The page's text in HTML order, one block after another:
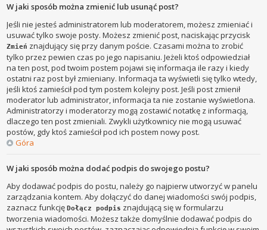
W jaki sposób można zmienić lub usunąć post?
Jeśli nie jesteś administratorem lub moderatorem, możesz zmieniać i
usuwać tylko swoje posty. Możesz zmienić post, naciskając przycisk
Zmień znajdujący się przy danym poście. Czasami można to zrobić
tylko przez pewien czas po jego napisaniu. Jeżeli ktoś odpowiedział
na ten post, pod twoim postem pojawi się informacja ile razy i kiedy
ostatni raz post był zmieniany. Informacja ta wyświetli się tylko wtedy,
jeśli ktoś zamieścił pod tym postem kolejny post. Jeśli post zmienił
moderator lub administrator, informacja ta nie zostanie wyświetlona.
Administratorzy i moderatorzy mogą zostawić notatkę z informacją,
dlaczego ten post zmieniali. Zwykli użytkownicy nie mogą usuwać
postów, gdy ktoś zamieścił pod ich postem nowy post.
Góra
W jaki sposób można dodać podpis do swojego postu?
Aby dodawać podpis do postu, należy go najpierw utworzyć w panelu
zarządzania kontem. Aby dołączyć do danej wiadomości swój podpis,
zaznacz funkcjęDołącz podpis znajdującą się w formularzu
tworzenia wiadomości. Możesz także domyślnie dodawać podpis do